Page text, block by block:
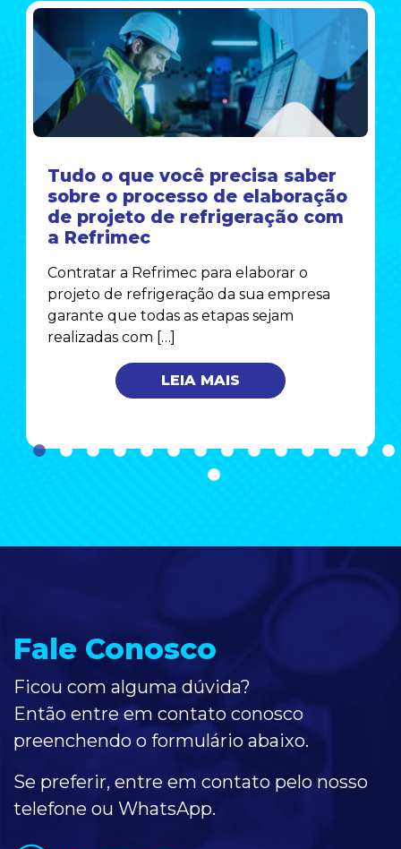
Tudo o que você precisa saber
sobre o processo de elaboração
de projeto de refrigeração com
a Refrimec
Contratar a Refrimec para elaborar o
projeto de refrigeração da sua empresa
garante que todas as etapas sejam
realizadas com […]
LEIA MAIS
Fale Conosco
Ficou com alguma dúvida?
Então entre em contato conosco
preenchendo o formulário abaixo.
Se preferir, entre em contato pelo nosso
telefone ou WhatsApp.